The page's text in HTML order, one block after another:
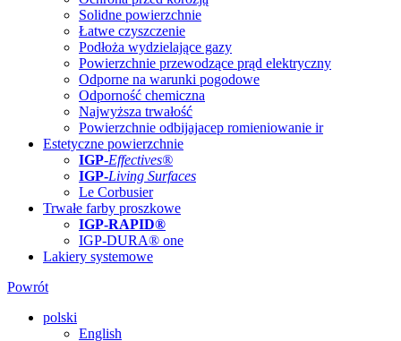
Solidne powierzchnie
Łatwe czyszczenie
Podłoża wydzielające gazy
Powierzchnie przewodzące prąd elektryczny
Odporne na warunki pogodowe
Odporność chemiczna
Najwyższa trwałość
Powierzchnie odbijajacep romieniowanie ir
Estetyczne powierzchnie
IGP-Effectives®
IGP-Living Surfaces
Le Corbusier
Trwałe farby proszkowe
IGP-RAPID®
IGP-DURA® one
Lakiery systemowe
Powrót
polski
English